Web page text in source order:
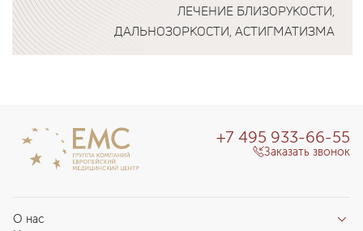
ЛЕЧЕНИЕ БЛИЗОРУКОСТИ,
ДАЛЬНОЗОРКОСТИ, АСТИГМАТИЗМА
О нас
+7 495 933-66-55
Заказать звонок